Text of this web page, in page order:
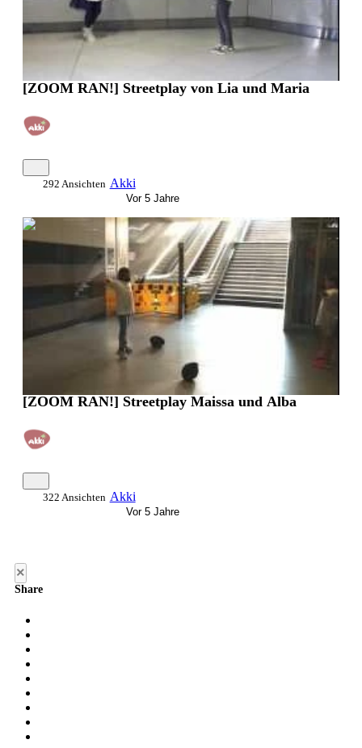
[ZOOM RAN!] Streetplay von Lia und Maria
292 Ansichten Akki
Vor 5 Jahre
0:01:39
[ZOOM RAN!] Streetplay Maissa und Alba
322 Ansichten Akki
Vor 5 Jahre
×
Share